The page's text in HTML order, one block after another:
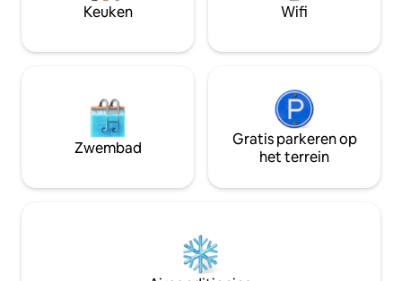
Keuken Wifi
Zwembad
Gratis parkeren op
het terrein